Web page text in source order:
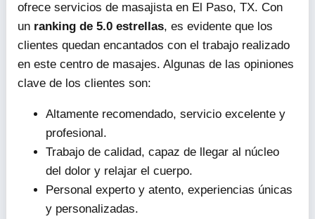
ofrece servicios de masajista en El Paso, TX. Con
un ranking de 5.0 estrellas, es evidente que los
clientes quedan encantados con el trabajo realizado
en este centro de masajes. Algunas de las opiniones
clave de los clientes son:
Altamente recomendado, servicio excelente y
profesional.
Trabajo de calidad, capaz de llegar al núcleo
del dolor y relajar el cuerpo.
Personal experto y atento, experiencias únicas
y personalizadas.